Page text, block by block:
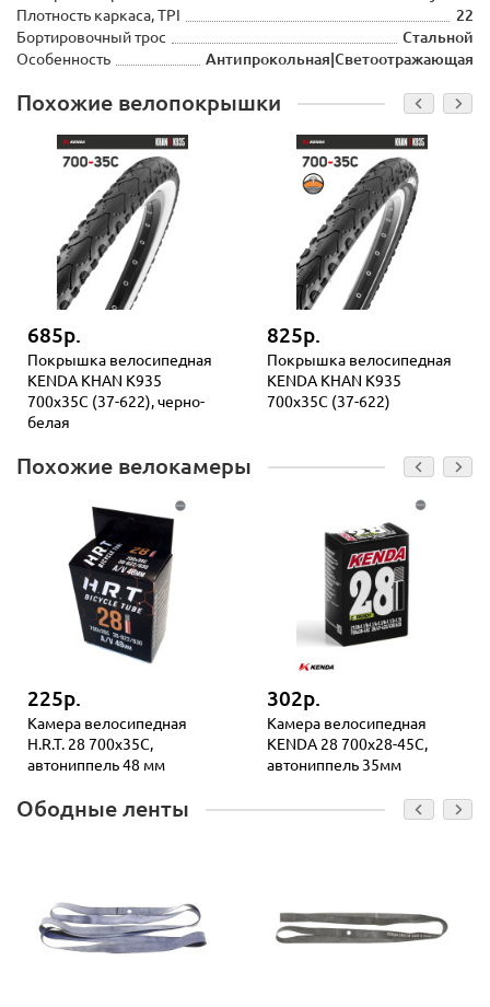
Плотность каркаса, TPI
22
Бортировочный трос
Стальной
Особенность
Антипрокольная|Светоотражающая
Похожие велопокрышки
685р.
Покрышка велосипедная
KENDA KHAN K935
700x35С (37-622), черно-
белая
825р.
Покрышка велосипедная
KENDA KHAN K935
700x35С (37-622)
Похожие велокамеры
225р.
Камера велосипедная
H.R.T. 28 700х35C,
автониппель 48 мм
302р.
Камера велосипедная
KENDA 28 700х28-45С,
автониппель 35мм
Ободные ленты